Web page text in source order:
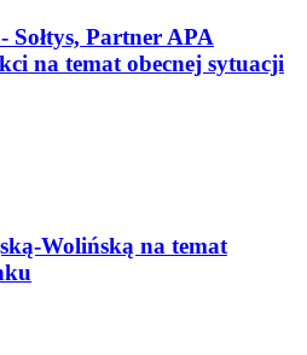
Sołtys, Partner APA
na temat obecnej sytuacji
Wolińską na temat